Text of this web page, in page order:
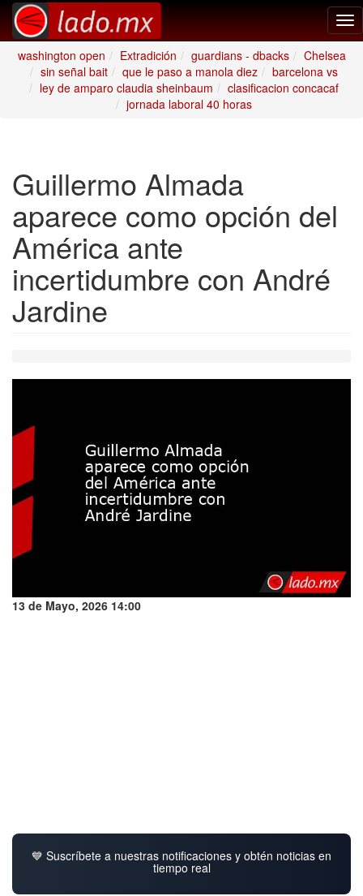
washington open
Extradición guardians - dbacks
Chelsea
sin señal bait
que le paso a manola diez
barcelona vs
ley de amparo claudia sheinbaum
clasificacion concacaf
jornada laboral 40 horas
Guillermo Almada
aparece como opción del
América ante
incertidumbre con André
Jardine
13 de Mayo, 2026 14:00
💙 Suscríbete a nuestras notificaciones y obtén noticias en
tiempo real